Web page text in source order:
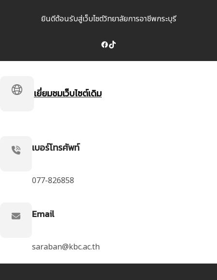
ยินดีต้อนรับสู่เว็บไซต์วิทยาลัยการอาชีพกระบุรี
Facebook TikTok
เยี่ยมชมเว็บไซต์เดิม
เบอร์โทรศัพท์
077-826858
Email
saraban@kbc.ac.th